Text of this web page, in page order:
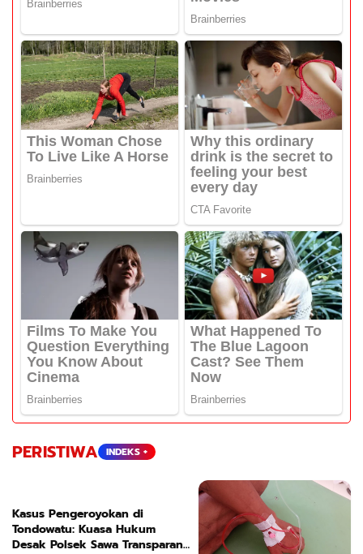
PERISTIWA INDEKS +
Kasus Pengeroyokan di
Tondowatu: Kuasa Hukum
Desak Polsek Sawa Transparan